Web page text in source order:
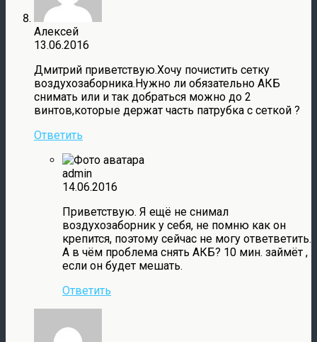
Алексей
13.06.2016
Дмитрий приветствую.Хочу почистить сетку
воздухозаборника.Нужно ли обязательно АКБ
снимать или и так добраться можно до 2
винтов,которые держат часть патрубка с сеткой ?
Ответить
admin
14.06.2016
Приветствую. Я ещё не снимал
воздухозаборник у себя, не помню как он
крепится, поэтому сейчас не могу ответветить.
А в чём проблема снять АКБ? 10 мин. займёт ,
если он будет мешать.
Ответить